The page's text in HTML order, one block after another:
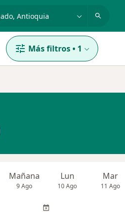
Más filtros• 1
Mañana
9 Ago
Lun
10 Ago
Mar
11 Ago